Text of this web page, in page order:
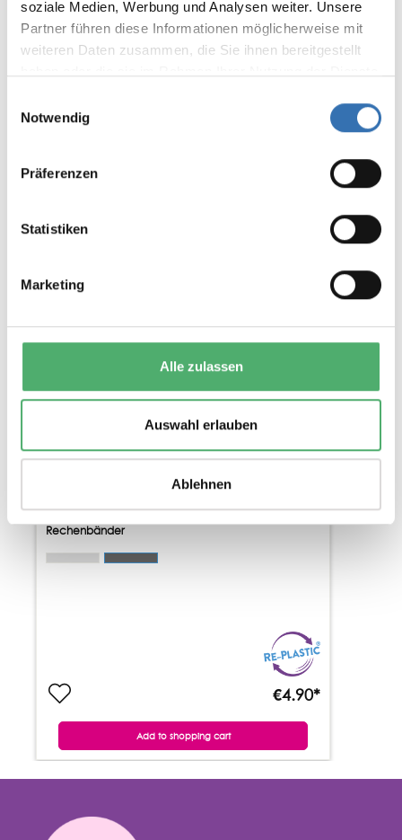
soziale Medien, Werbung und Analysen weiter. Unsere
Partner führen diese Informationen möglicherweise mit
weiteren Daten zusammen, die Sie ihnen bereitgestellt
Notwendig
Präferenzen
Statistiken
Marketing
Alle zulassen
Auswahl erlauben
Ablehnen
Display reviews in current language only.
DAS KÖNNTE IHNEN AUCH
Rechenbänder
€4.90*
Add to shopping cart